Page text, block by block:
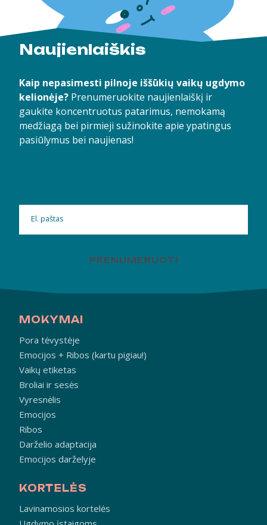
Naujienlaiškis
Kaip nepasimesti pilnoje iššūkių vaikų ugdymo
kelionėje? Prenumeruokite naujienlaiškį ir
gaukite koncentruotus patarimus, nemokamą
medžiagą bei pirmieji sužinokite apie ypatingus
pasiūlymus bei naujienas!
PRENUMERUOTI
MOKYMAI
Pora tėvystėje
Emocijos + Ribos (kartu pigiau!)
Vaikų etiketas
Broliai ir sesės
Vyresnėlis
Emocijos
Ribos
Darželio adaptacija
Emocijos darželyje
KORTELĖS
Lavinamosios kortelės